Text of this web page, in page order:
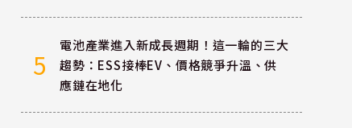
5
電池產業進入新成長週期！這一輪的三大
趨勢：ESS接棒EV、價格競爭升溫、供
應鏈在地化